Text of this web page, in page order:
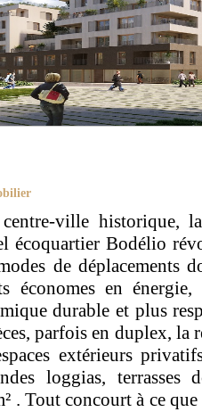
ville historique,
écoquartier Bodélio
de déplacements
économes en
durable et plus
parfois en duplex, la
extérieurs
loggias, terrasses
. Tout concourt à ce